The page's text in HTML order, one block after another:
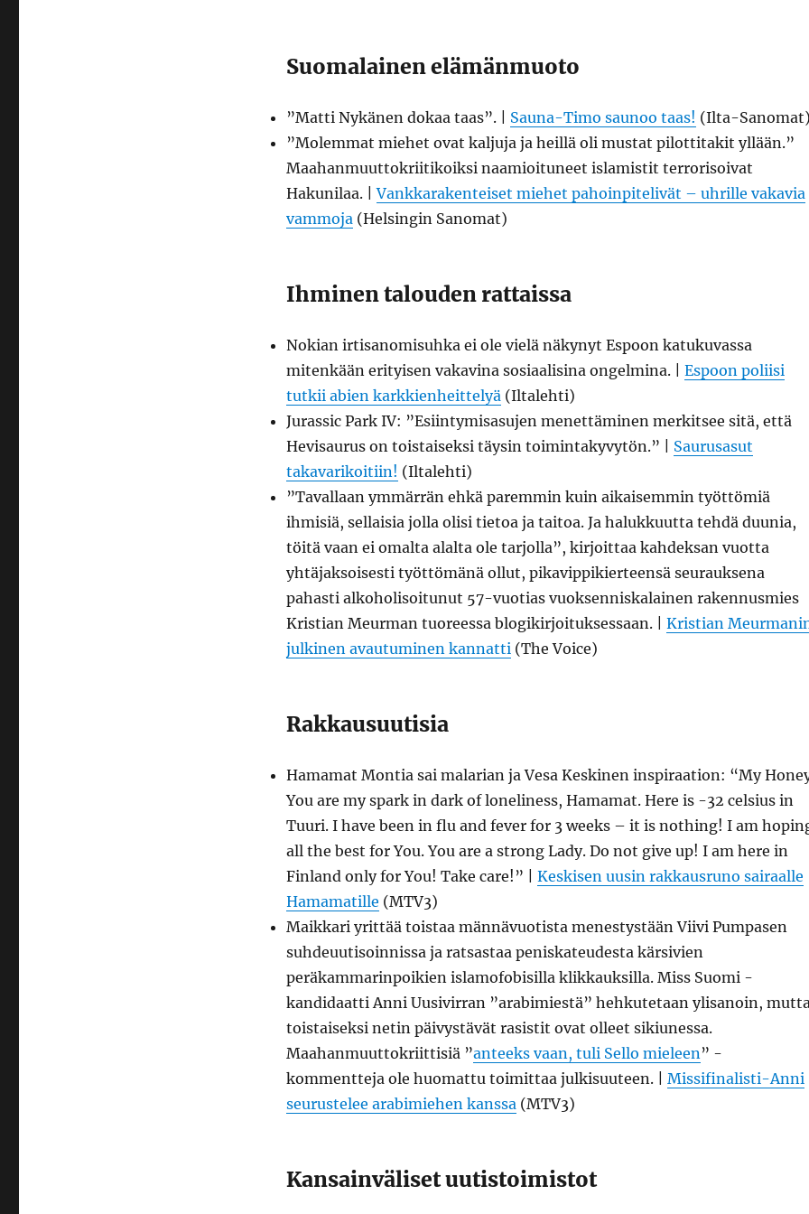
Suomalainen elämänmuoto
”Matti Nykänen dokaa taas”. | Sauna-Timo saunoo taas! (Ilta-
”Molemmat miehet ovat kaljuja ja heillä oli mustat pilottitakit yllään.”
Maahanmuuttokriitikoiksi naamioituneet islamistit terrorisoivat
Hakunilaa. |Vankkarakenteiset miehet pahoinpitelivät – uhrille vakavia
vammoja(Helsingin Sanomat)
Ihminen talouden rattaissa
Nokian irtisanomisuhka ei ole vielä näkynyt Espoon katukuvassa
mitenkään erityisen vakavina sosiaalisina ongelmina. | Espoon poliisi
tutkii abien karkkienheittelyä(Iltalehti)
Jurassic Park IV: ”Esiintymisasujen menettäminen merkitsee sitä, että
Hevisaurus on toistaiseksi täysin toimintakyvytön.” | Saurusasut
takavarikoitiin! (Iltalehti)
”Tavallaan ymmärrän ehkä paremmin kuin aikaisemmin työttömiä
ihmisiä, sellaisia jolla olisi tietoa ja taitoa. Ja halukkuutta tehdä duunia,
töitä vaan ei omalta alalta ole tarjolla”, kirjoittaa kahdeksan vuotta
yhtäjaksoisesti työttömänä ollut, pikavippikierteensä seurauksena
pahasti alkoholisoitunut 57-vuotias vuoksenniskalainen rakennusmies
Kristian Meurman tuoreessa blogikirjoituksessaan. | Kristian
julkinen avautuminen kannatti(The Voice)
Rakkausuutisia
Hamamat Montia sai malarian ja Vesa Keskinen inspiraation: “My
You are my spark in dark of loneliness, Hamamat. Here is -32 celsius in
Tuuri. I have been in flu and fever for 3 weeks – it is nothing! I am
all the best for You. You are a strong Lady. Do not give up! I am here in
Finland only for You! Take care!” | Keskisen uusin rakkausruno sairaalle
Hamamatille (MTV3)
Maikkari yrittää toistaa männävuotista menestystään Viivi Pumpasen
suhdeuutisoinnissa ja ratsastaa peniskateudesta kärsivien
peräkammarinpoikien islamofobisilla klikkauksilla. Miss Suomi -
kandidaatti Anni Uusivirran ”arabimiestä” hehkutetaan ylisanoin,
toistaiseksi netin päivystävät rasistit ovat olleet sikiunessa.
Maahanmuuttokriittisiä ”anteeks vaan, tuli Sello mieleen” -
kommentteja ole huomattu toimittaa julkisuuteen. | Missifinalisti-Anni
seurustelee arabimiehen kanssa(MTV3)
Kansainväliset uutistoimistot